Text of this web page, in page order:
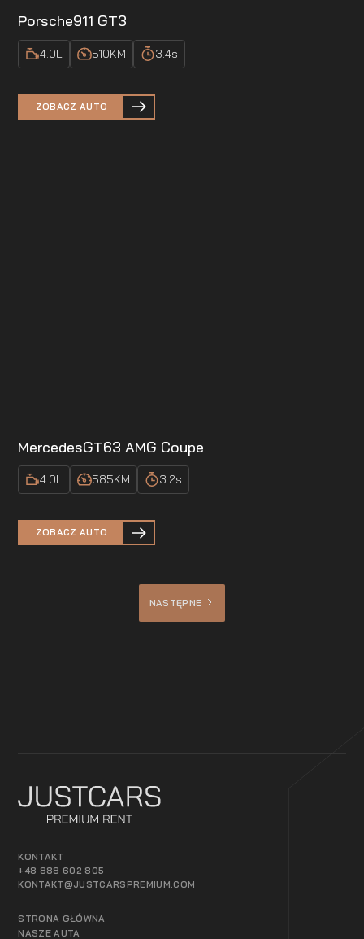
Porsche911 GT3
4.0L 510KM 3.4s
ZOBACZ AUTO
MercedesGT63 AMG Coupe
4.0L 585KM 3.2s
ZOBACZ AUTO
NASTĘPNE
KONTAKT
+48 888 602 805
KONTAKT@JUSTCARSPREMIUM.COM
STRONA GŁÓWNA
NASZE AUTA